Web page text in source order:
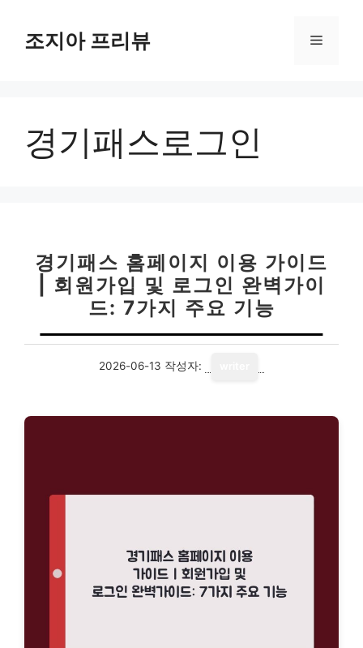
조지아 프리뷰 메
경기패스로그인
경기패스 홈페이지 이용 가이드
| 회원가입 및 로그인 완벽가이
드: 7가지 주요 기능
2026-06-13 작성자: